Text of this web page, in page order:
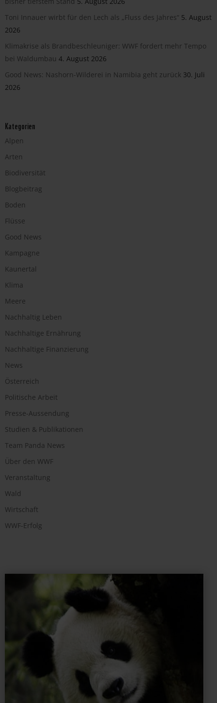
Toni Innauer wirbt für den Lech als „Fluss des Jahres“ 5. August
2026
Klimakrise als Brandbeschleuniger: WWF fordert mehr Tempo
bei Waldumbau 4. August 2026
Good News: Nashorn-Wilderei in Namibia geht zurück 30. Juli
2026
Kategorien
Alpen
Arten
Biodiversität
Blogbeitrag
Boden
Flüsse
Good News
Kampagne
Kaunertal
Klima
Meere
Nachhaltig Leben
Nachhaltige Ernährung
Nachhaltige Finanzierung
News
Österreich
Politische Arbeit
Presse-Aussendung
Studien & Publikationen
Team Panda News
Über den WWF
Veranstaltung
Wald
Wirtschaft
WWF-Erfolg